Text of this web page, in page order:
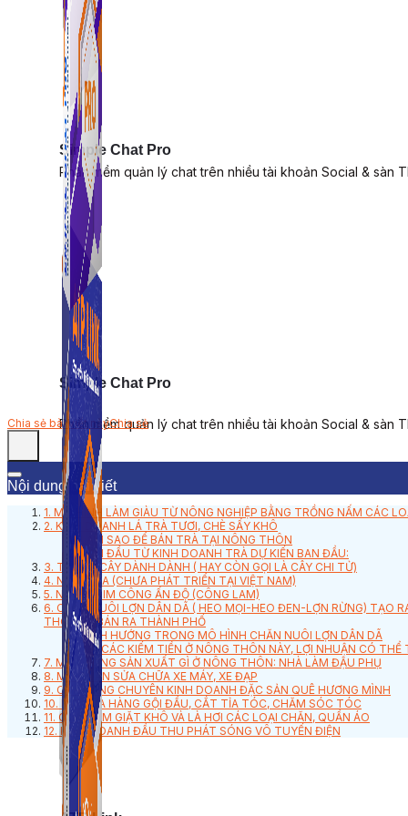
Simple Chat Pro
Phần mềm quản lý chat trên nhiều tài khoản Social & sàn
Simple Chat Pro
Phần mềm quản lý chat trên nhiều tài khoản Social & sàn
Chia sẻ bài viết nàyChia sẻ
Nội dung bài viết
1. MÔ HÌNH LÀM GIÀU TỪ NÔNG NGHIỆP BẰNG TRỒNG NẤM CÁC
2. KINH DOANH LÁ TRÀ TƯƠI, CHÈ SẤY KHÔ
LÀM SAO ĐỂ BÁN TRÀ TẠI NÔNG THÔN
VỐN ĐẦU TỪ KINH DOANH TRÀ DỰ KIẾN BAN ĐẦU:
3. TRỒNG CÂY DÀNH DÀNH ( HAY CÒN GỌI LÀ CÂY CHI TỬ)
4. NUÔI LỪA (CHƯA PHÁT TRIỂN TẠI VIỆT NAM)
5. NUÔI CHIM CÔNG ẤN ĐỘ (CÔNG LAM)
6. CHĂN NUÔI LỢN DÂN DÃ ( HEO MỌI-HEO ĐEN-LỢN RỪNG) TẠO
THÔN VÀ BÁN RA THÀNH PHỐ
ĐỊNH HƯỚNG TRONG MÔ HÌNH CHĂN NUÔI LỢN DÂN DÃ
VỚI CÁC KIẾM TIỀN Ở NÔNG THÔN NÀY, LỢI NHUẬN CÓ THỂ
7. MỞ XƯỞNG SẢN XUẤT GÌ Ở NÔNG THÔN: NHÀ LÀM ĐẬU PHỤ
8. MỞ QUÁN SỬA CHỮA XE MÁY, XE ĐẠP
9. CỬA HÀNG CHUYÊN KINH DOANH ĐẶC SẢN QUÊ HƯƠNG MÌNH
10. MỞ CỬA HÀNG GỘI ĐẦU, CẮT TỈA TÓC, CHĂM SÓC TÓC
11. CỬA TIỆM GIẶT KHÔ VÀ LÀ HƠI CÁC LOẠI CHĂN, QUẦN ÁO
12. KINH DOANH ĐẦU THU PHÁT SÓNG VÔ TUYẾN ĐIỆN